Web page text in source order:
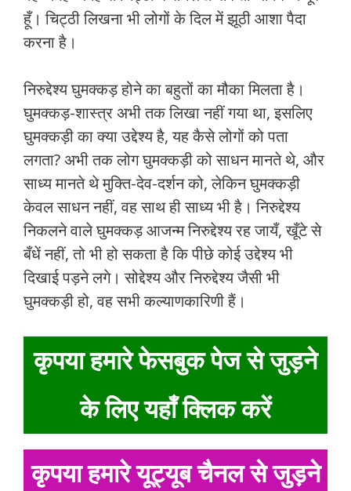
हूँ। चिट्ठी लिखना भी लोगों के दिल में झूठी आशा पैदा
करना है।
निरुद्देश्‍य घुमक्कड़ होने का बहुतों का मौका मिलता है।
घुमक्कड़-शास्त्र अभी तक लिखा नहीं गया था, इसलिए
घुमक्कड़ी का क्या उद्देश्‍य है, यह कैसे लोगों को पता
लगता? अभी तक लोग घुमक्कड़ी को साधन मानते थे, और
साध्‍य मानते थे मुक्ति-देव-दर्शन को, लेकिन घुमक्कड़ी
केवल साधन नहीं, वह साथ ही साध्‍य भी है। निरुद्देश्‍य
निकलने वाले घुमक्कड़ आजन्‍म निरुद्देश्‍य रह जायँ, खूँटे से
बँधें नहीं, तो भी हो सकता है कि पीछे कोई उद्देश्‍य भी
दिखाई पड़ने लगे। सोद्देश्‍य और निरुद्देश्‍य जैसी भी
घुमक्कड़ी हो, वह सभी कल्‍याणकारिणी हैं।
कृपया हमारे फेसबुक पेज से जुड़ने
के लिए यहाँ क्लिक करें
कृपया हमारे यूट्यूब चैनल से जुड़ने